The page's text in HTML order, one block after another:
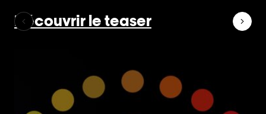
Découvrir le teaser